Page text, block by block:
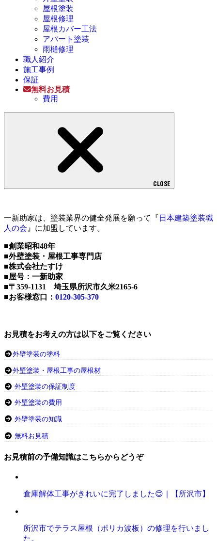
屋根塗装
屋根修理
屋根カバー工法
アパート塗装
雨樋修理
職人紹介
施工事例
保証
無料お見積
費用
CLOSE
一新助家は、塗装業界の健全発展を願って『 日本建築塗装職
人の会 』に加盟しています。
■創業昭和48年
■外壁塗装・屋根工事専門店
■株式会社たすけ
■屋号：一新助家
■〒359-1131 埼玉県所沢市久米2165-6
■お客様窓口： 0120-305-370
お見積をお考えの方は以下をご覧ください
外壁塗装の塗料
外壁塗装・屋根工事の屋根材
外壁塗装の保証制度
外壁塗装の費用
外壁塗装の知識
無料お見積
お見積前の予備知識はこちらからどうぞ
倉庫解体工事がきれいに完了しました😊｜【所沢市】
所沢市でテラス屋根（ポリカ波板）の修理を行いまし
た。